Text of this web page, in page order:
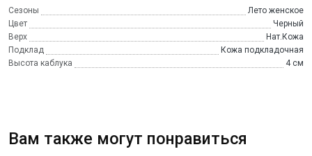
Сезоны
Лето женское
Цвет
Черный
Верх
Нат.Кожа
Подклад
Кожа подкладочная
Высота каблука
4 см
Вам также могут понравиться